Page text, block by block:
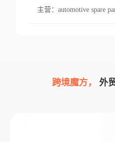
主营： automotive spare
跨境魔方， 外